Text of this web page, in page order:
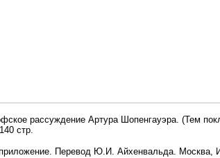
рассуждение Артура Шопенгауэра. (Тем
cтр.
Перевод Ю.И. Айхенвальда.